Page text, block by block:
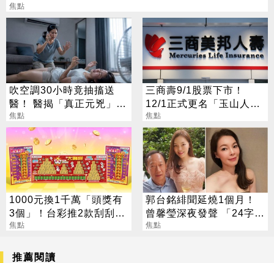
焦點
吹空調30小時竟抽搐送
醫！ 醫揭「真正元兇」：
不是冷氣
焦點
三商壽9/1股票下市！
12/1正式更名「玉山人
壽」
焦點
1000元換1千萬「頭獎有
3個」！台彩推2款刮刮樂
總獎金逾33億
焦點
郭台銘緋聞延燒1個月！
曾馨瑩深夜發聲 「24字」
吐盡最心繫的事
焦點
推薦閱讀